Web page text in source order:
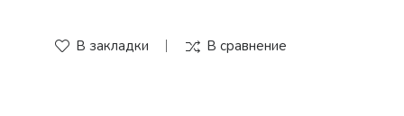
В закладки В сравнение